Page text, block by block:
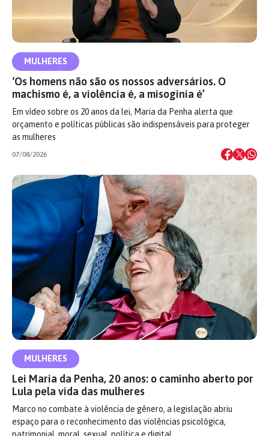
MULHERES
‘Os homens não são os nossos adversários. O
machismo é, a violência é, a misoginia é’
Em vídeo sobre os 20 anos da lei, Maria da Penha alerta que
orçamento e políticas públicas são indispensáveis para proteger
as mulheres
07/08/2026
MULHERES
Lei Maria da Penha, 20 anos: o caminho aberto por
Lula pela vida das mulheres
Marco no combate à violência de gênero, a legislação abriu
espaço para o reconhecimento das violências psicológica,
patrimonial, moral, sexual, política e digital